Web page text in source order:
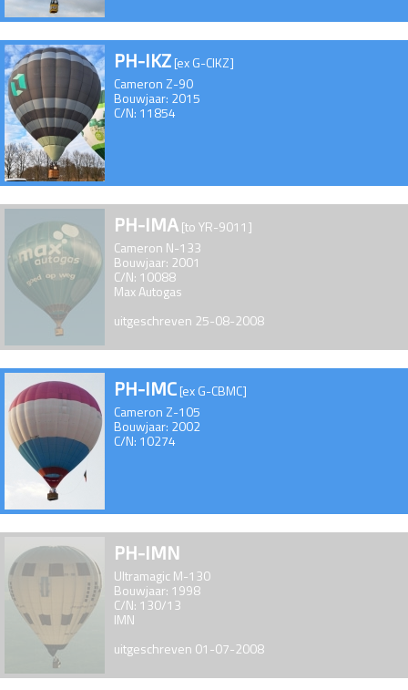
PH-IKZ[ex G-CIKZ]
Cameron Z-90
Bouwjaar: 2015
C/N: 11854
PH-IMA[to YR-9011]
Cameron N-133
Bouwjaar: 2001
C/N: 10088
Max Autogas
uitgeschreven 25-08-2008
PH-IMC[ex G-CBMC]
Cameron Z-105
Bouwjaar: 2002
C/N: 10274
PH-IMN
Ultramagic M-130
Bouwjaar: 1998
C/N: 130/13
IMN
uitgeschreven 01-07-2008